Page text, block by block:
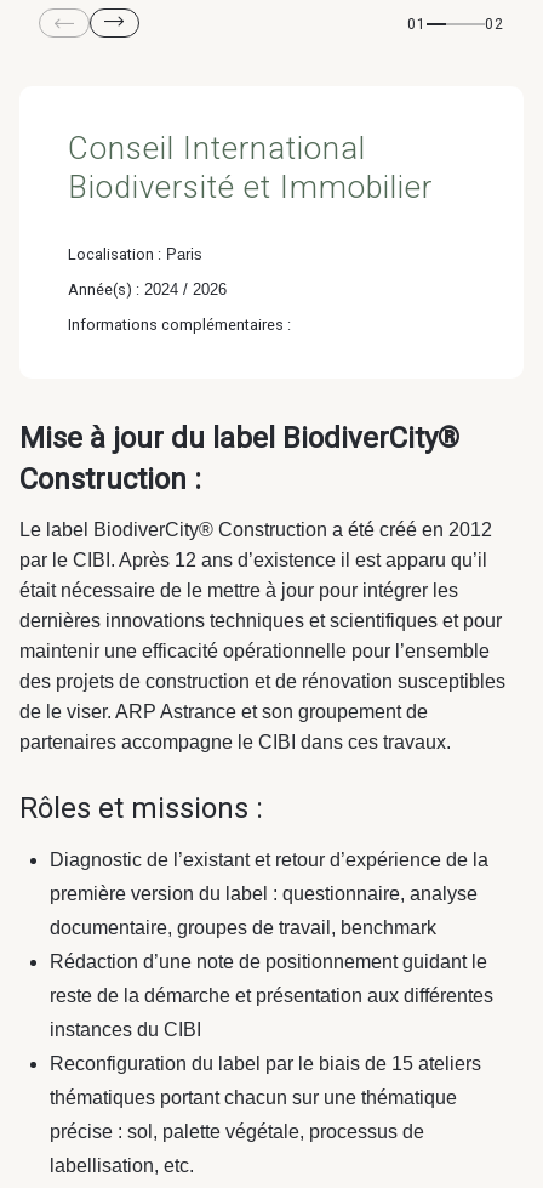
& Transition
Gondwana –
Gondwana –
Biodiversité & Génie écologique
Quartier
01 02
Conseil International
Biodiversité et Immobilier
Localisation : Paris
Année(s) : 2024 / 2026
Informations complémentaires :
Mise à jour du label BiodiverCity®
Construction :
Le label BiodiverCity® Construction a été créé en 2012
par le CIBI. Après 12 ans d’existence il est apparu qu’il
était nécessaire de le mettre à jour pour intégrer les
dernières innovations techniques et scientifiques et pour
maintenir une efficacité opérationnelle pour l’ensemble
des projets de construction et de rénovation susceptibles
de le viser. ARP Astrance et son groupement de
partenaires accompagne le CIBI dans ces travaux.
Rôles et missions :
Diagnostic de l’existant et retour d’expérience de la
première version du label : questionnaire, analyse
documentaire, groupes de travail, benchmark
Rédaction d’une note de positionnement guidant le
reste de la démarche et présentation aux différentes
instances du CIBI
Reconfiguration du label par le biais de 15 ateliers
thématiques portant chacun sur une thématique
précise : sol, palette végétale, processus de
labellisation, etc.